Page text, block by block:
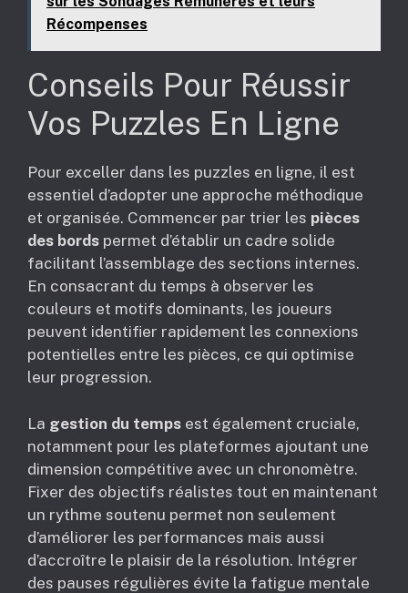
Récompenses
Conseils Pour Réussir
Vos Puzzles En Ligne
Pour exceller dans les puzzles en ligne, il est
essentiel d’adopter une approche méthodique
et organisée. Commencer par trier les pièces
des bords permet d’établir un cadre solide
facilitant l’assemblage des sections internes.
En consacrant du temps à observer les
couleurs et motifs dominants, les joueurs
peuvent identifier rapidement les connexions
potentielles entre les pièces, ce qui optimise
leur progression.
La gestion du temps est également cruciale,
notamment pour les plateformes ajoutant une
dimension compétitive avec un chronomètre.
Fixer des objectifs réalistes tout en maintenant
un rythme soutenu permet non seulement
d’améliorer les performances mais aussi
d’accroître le plaisir de la résolution. Intégrer
des pauses régulières évite la fatigue mentale